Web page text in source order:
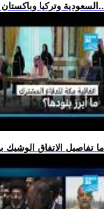
.. السعودية وتركيا وباكستان توقع -اتفاقية مكة- للدفاع المشترك..
.. ما تفاصيل الاتفاق